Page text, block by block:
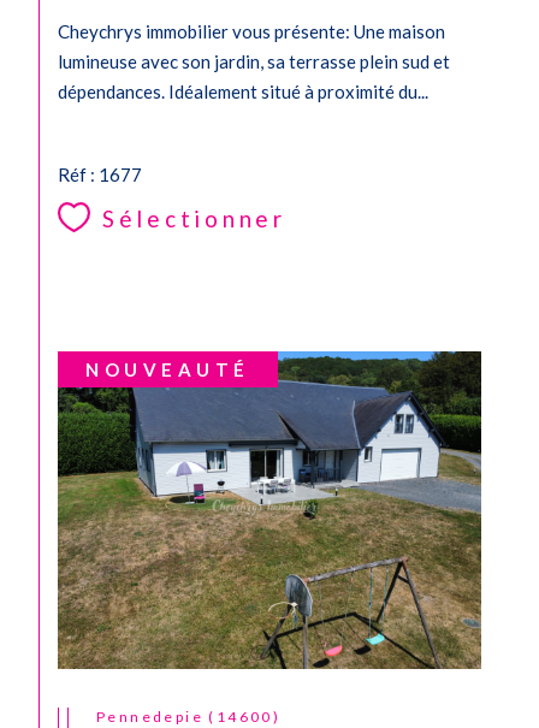
Cheychrys immobilier vous présente: Une maison
lumineuse avec son jardin, sa terrasse plein sud et
dépendances. Idéalement situé à proximité du...
Réf : 1677
Sélectionner
NOUVEAUTÉ
Pennedepie (14600)